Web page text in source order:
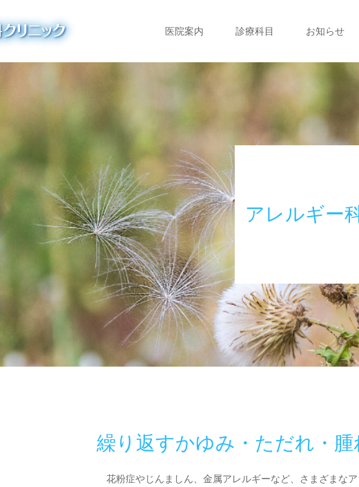
医院案内 診療科目 お知らせ
アレルギー
繰り返すかゆみ・ただれ・
花粉症やじんましん、金属アレルギーなど、さまざまな